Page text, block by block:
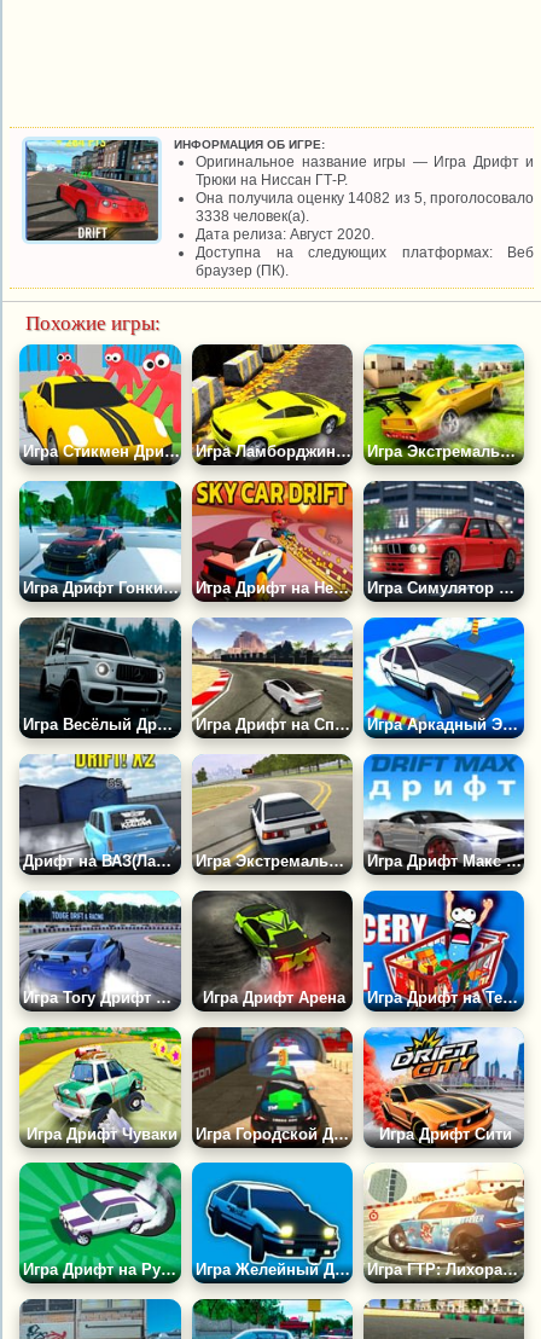
ИНФОРМАЦИЯ ОБ ИГРЕ:
Оригинальное название игры — Игра Дрифт и
Трюки на Ниссан ГТ-Р.
Она получила оценку 14082 из 5, проголосовало
3338 человек(а).
Дата релиза: Август 2020.
Доступна на следующих платформах: Веб
браузер (ПК).
Похожие игры:
Игра Стикмен Дрифт 3Д Игра Ламборджини Дрифтер 2 Игра Экстремальный Дрифт Автомобиля
Игра Дрифт Гонки NFS Игра Дрифт на Небесном Автомобиле Игра Симулятор Дрифта на E30
Игра Весёлый Дрифт Игра Дрифт на Спортивных Машинах Игра Аркадный Экстремальный Дрифт 2
Дрифт на ВАЗ(Лада) Русских Машинах Игра Экстремальный Дрифт 3Д Игра Дрифт Макс 3Д
Игра Тогу Дрифт и Гонки Игра Дрифт Арена Игра Дрифт на Тележках
Игра Дрифт Чуваки Игра Городской Дрифт Игра Дрифт Сити
Игра Дрифт на Русских Машинах Игра Желейный Дрифт Игра ГТР: Лихорадочный Дрифт